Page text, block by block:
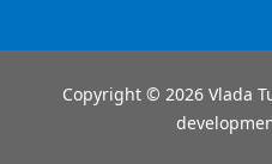
Copyright © 2026 Vlada